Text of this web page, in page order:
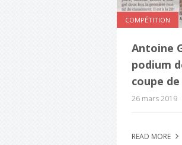
COMPÉTITION
Antoine
podium
coupe
26 mars 2019
READ MORE